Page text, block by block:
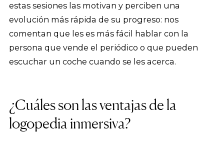
estas sesiones las motivan y perciben una
evolución más rápida de su progreso: nos
comentan que les es más fácil hablar con la
persona que vende el periódico o que pueden
escuchar un coche cuando se les acerca.
¿Cuáles son las ventajas de la
logopedia inmersiva?